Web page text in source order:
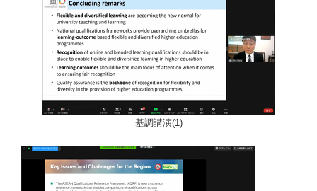
基調講演(1)